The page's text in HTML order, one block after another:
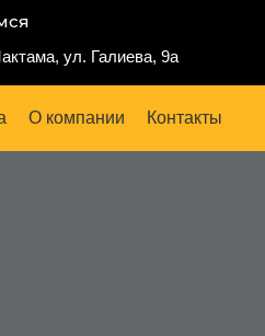
ул. Галиева, 9а
О компании Контакты